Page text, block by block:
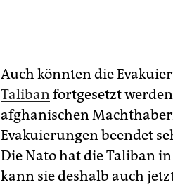
Auch könnten die
Talibanfortgesetzt
afghanischen
Evakuierungen beendet
Die Nato hat die Taliban
kann sie deshalb auch